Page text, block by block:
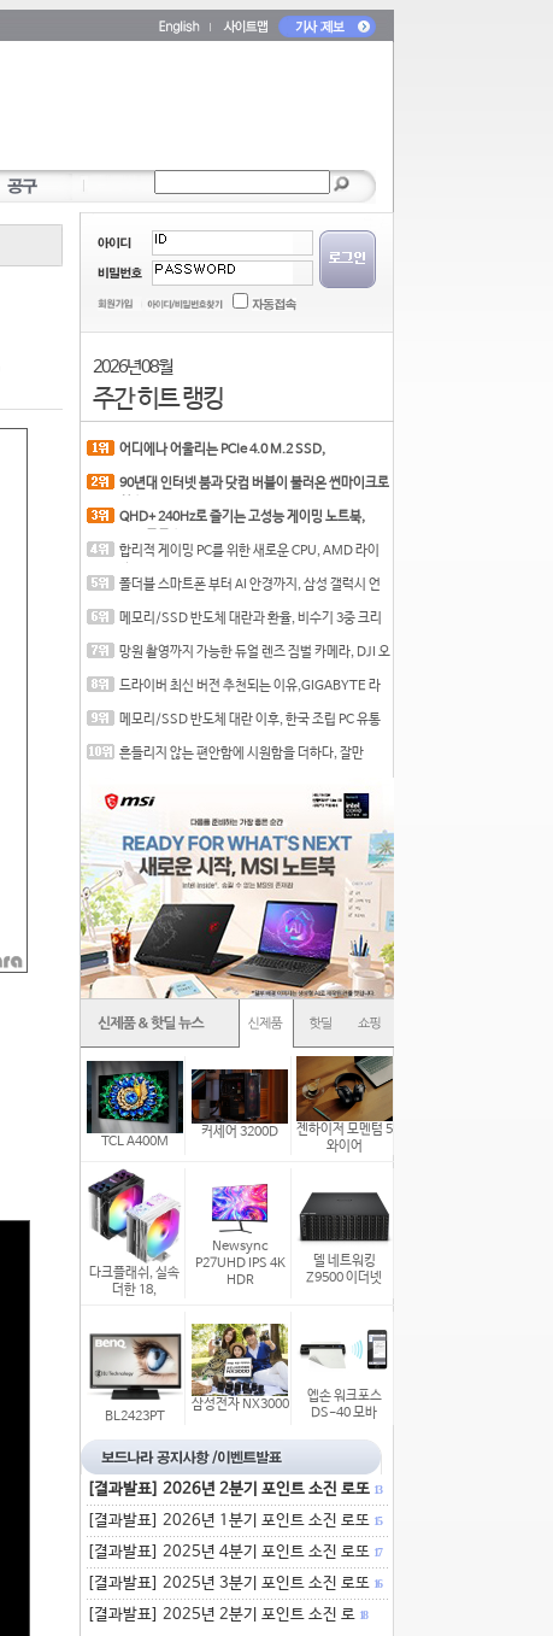
2026년 08월
주간 히트 랭킹
어디에나 어울리는 PCIe 4.0 M.2 SSD,
90년대 인터넷 붐과 닷컴 버블이 불러온 썬마이크로
QHD+ 240Hz로 즐기는 고성능 게이밍 노트북,
합리적 게이밍 PC를 위한 새로운 CPU, AMD 라이
폴더블 스마트폰 부터 AI 안경까지, 삼성 갤럭시 언
메모리/SSD 반도체 대란과 환율, 비수기 3중 크리
망원 촬영까지 가능한 듀얼 렌즈 짐벌 카메라, DJI 오
드라이버 최신 버전 추천되는 이유,GIGABYTE 라
메모리/SSD 반도체 대란 이후, 한국 조립 PC 유통
흔들리지 않는 편안함에 시원함을 더하다, 잘만
TCL A400M
커세어 3200D
젠하이저 모멘텀 5
와이어
다크플래쉬, 실속
더한 18,
Newsync
P27UHD IPS 4K
HDR
델 네트워킹
Z9500 이더넷
BL2423PT
삼성전자 NX3000
엡손 워크포스
DS-40 모바
[결과발표] 2026년 2분기 포인트 소진 로또 13
[결과발표] 2026년 1분기 포인트 소진 로또 15
[결과발표] 2025년 4분기 포인트 소진 로또 17
[결과발표] 2025년 3분기 포인트 소진 로또 16
[결과발표] 2025년 2분기 포인트 소진 로 18